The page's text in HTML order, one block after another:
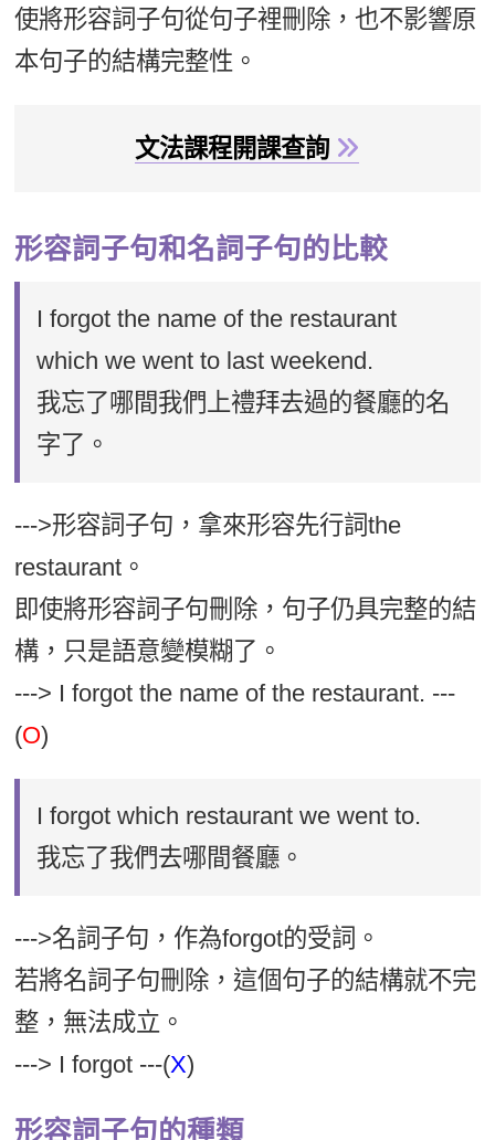
使將形容詞子句從句子裡刪除，也不影響原
本句子的結構完整性。
文法課程開課查詢
形容詞子句和名詞子句的比較
I forgot the name of the restaurant
which we went to last weekend.
我忘了哪間我們上禮拜去過的餐廳的名
字了。
--->形容詞子句，拿來形容先行詞the
restaurant。
即使將形容詞子句刪除，句子仍具完整的結
構，只是語意變模糊了。
---> I forgot the name of the restaurant. ---
(O)
I forgot which restaurant we went to.
我忘了我們去哪間餐廳。
--->名詞子句，作為forgot的受詞。
若將名詞子句刪除，這個句子的結構就不完
整，無法成立。
---> I forgot ---(X)
形容詞子句的種類